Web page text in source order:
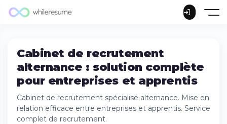
Cabinet de recrutement
alternance : solution complète
pour entreprises et apprentis
Cabinet de recrutement spécialisé alternance. Mise en
relation efficace entre entreprises et apprentis. Service
complet de recrutement.